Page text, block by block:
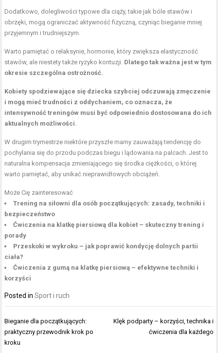
Dodatkowo, dolegliwości typowe dla ciąży, takie jak bóle stawów i
obrzęki, mogą ograniczać aktywność fizyczną, czyniąc bieganie mniej
przyjemnym i trudniejszym.
Warto pamiętać o relaksynie, hormonie, który zwiększa elastyczność
stawów, ale niestety także ryzyko kontuzji. Dlatego tak ważna jest w tym
okresie szczególna ostrożność.
Kobiety spodziewające się dziecka szybciej odczuwają zmęczenie
i mogą mieć trudności z oddychaniem, co oznacza, że
intensywność treningów musi być odpowiednio dostosowana do ich
aktualnych możliwości.
W drugim trymestrze niektóre przyszłe mamy zauważają tendencję do
pochylania się do przodu podczas biegu i lądowania na palcach. Jest to
naturalna kompensacja zmieniającego się środka ciężkości, o której
warto pamiętać, aby unikać nieprawidłowych obciążeń.
Może Cię zainteresować
Trening na siłowni dla osób początkujących: zasady, techniki i
bezpieczeństwo
Ćwiczenia na klatkę piersiową dla kobiet – skuteczny trening i
porady
Przeskoki w wykroku – jak poprawić kondycję dolnych partii
ciała?
Ćwiczenia z gumą na klatkę piersiową – efektywne techniki i
korzyści
Posted inSport i ruch
Nawigacja
wpisu
Bieganie dla początkujących:
praktyczny przewodnik krok po
kroku
Klęk podparty – korzyści, technika i
ćwiczenia dla każdego